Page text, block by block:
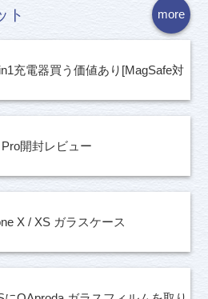
more
ト
充電器買う価値あり[MagSafe対
開封レビュー
X / XS ガラスケース